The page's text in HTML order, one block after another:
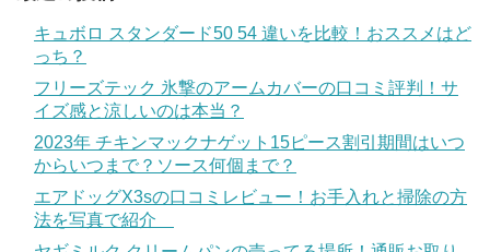
キュボロ スタンダード50 54 違いを比較！おススメはど
っち？
フリーズテック 氷撃のアームカバーの口コミ評判！サ
イズ感と涼しいのは本当？
2023年 チキンマックナゲット15ピース割引期間はいつ
からいつまで？ソース何個まで？
エアドッグX3sの口コミレビュー！お手入れと掃除の方
法を写真で紹介